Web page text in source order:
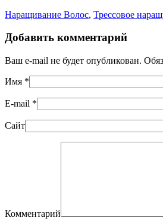
Наращивание Волос, Трессовое
Добавить комментарий
Ваш e-mail не будет опубликован.
Имя *
E-mail *
Сайт
Комментарий